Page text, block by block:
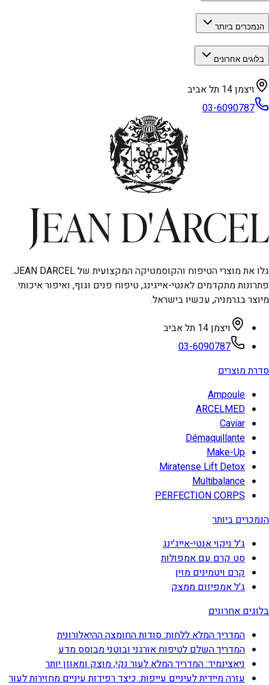
הנמכרים ביותר
בלוגים אחרונים
ויצמן 14 תל אביב
03-6090787
גלו את מוצרי הטיפוח והקוסמטיקה המקצועית של JEAN DARCEL.
פתרונות מתקדמים לאנטי-אייגינג, טיפוח פנים וגוף, ואיפור איכותי.
מיוצר בגרמניה, עכשיו בישראל.
ויצמן 14 תל אביב
03-6090787
סדרת מוצרים
Ampoule
ARCELMED
Caviar
Démaquillante
Make-Up
Miratense Lift Detox
Multibalance
PERFECTION CORPS
הנמכרים ביותר
ג'ל ניקוי אנטי-אייג'ינג
סט קרם עם אמפולות
קרם ויטמינים מזין
ג'ל אמפיזום ממצק
בלוגים אחרונים
המדריך המלא ללחות: סודות החומצה ההיאלורונית
המדריך השלם לטיפוח אורגני ובוטני מבוסס מדע
ניאצינמיד: המדריך המלא לעור נקי, מוצק ומאוזן יותר
עזרה מיידית לעיניים עייפות: כיצד רפידות עיניים מחזירות לעור